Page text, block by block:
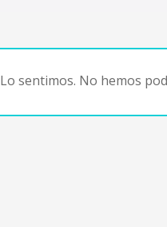
Lo sentimos. No hemos